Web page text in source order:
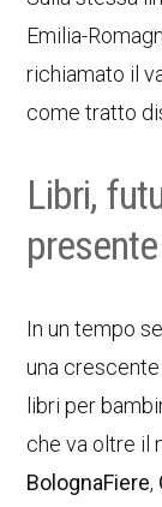
Emilia-
richiamato il
come tratto
Libri,
presente
In un tempo
una
libri per
che va oltre il
BolognaFiere,